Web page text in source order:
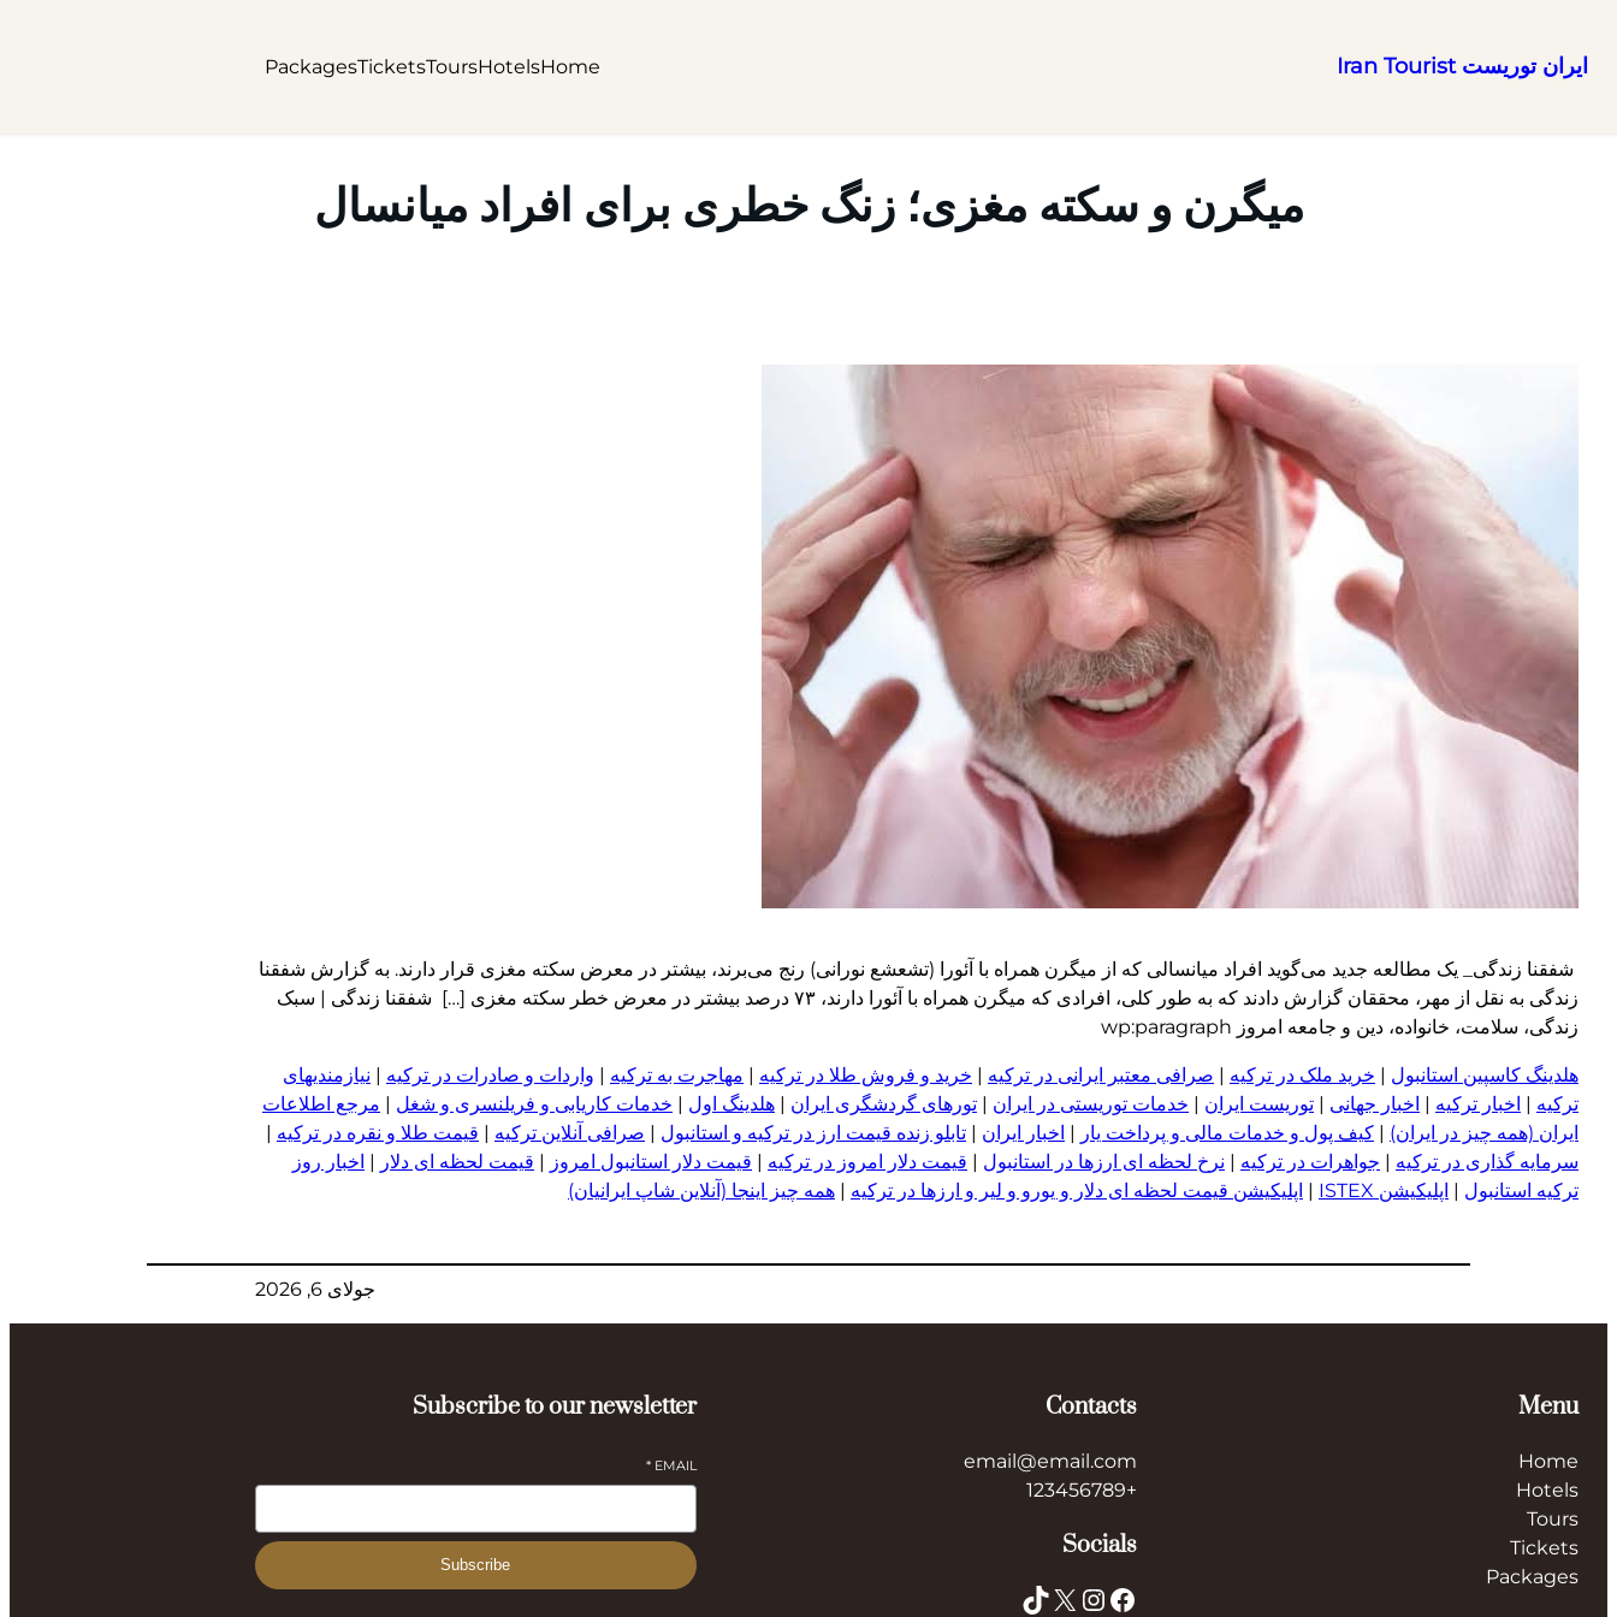
ایران توریست Iran Tourist Home
Hotels
Tours
Tickets
Packages
میگرن و سکته مغزی؛ زنگ خطری برای افراد میانسال
شفقنا زندگی_ یک مطالعه جدید می‌گوید افراد میانسالی که از میگرن همراه با آئورا (تشعشع نورانی) رنج می‌برند، بیشتر در معرض سکته مغزی قرار دارند. به گزارش شفقنا
زندگی به نقل از مهر، محققان گزارش دادند که به طور کلی، افرادی که میگرن همراه با آئورا دارند، ۷۳ درصد بیشتر در معرض خطر سکته مغزی […] شفقنا زندگی | سبک
زندگی، سلامت، خانواده، دین و جامعه امروز wp:paragraph
هلدینگ کاسپین استانبول | خرید ملک در ترکیه | صرافی معتبر ایرانی در ترکیه | خرید و فروش طلا در ترکیه | مهاجرت به ترکیه | واردات و صادرات در ترکیه | نیازمندیهای
ترکیه | اخبار ترکیه | اخبار جهانی | توریست ایران | خدمات توریستی در ایران | تورهای گردشگری ایران | هلدینگ اول | خدمات کاریابی و فریلنسری و شغل | مرجع اطلاعات
ایران (همه چیز در ایران) | کیف پول و خدمات مالی و پرداخت یار | اخبار ایران | تابلو زنده قیمت ارز در ترکیه و استانبول | صرافی آنلاین ترکیه | قیمت طلا و نقره در ترکیه |
سرمایه گذاری در ترکیه | جواهرات در ترکیه | نرخ لحظه ای ارزها در استانبول | قیمت دلار امروز در ترکیه | قیمت دلار استانبول امروز | قیمت لحظه ای دلار | اخبار روز
ترکیه استانبول | اپلیکیشن ISTEX | اپلیکیشن قیمت لحظه ای دلار و یورو و لیر و ار زها در ترکیه | همه چیز اینجا (آنلاین شاپ ایرانیان)
جولای 6, 2026
Menu
Home
Hotels
Tours
Tickets
Packages
Contacts
email@email.com
+123456789
Socials
Facebook
Instagram
X
TikTok
Subscribe to our newsletter
EMAIL
*
Subscribe